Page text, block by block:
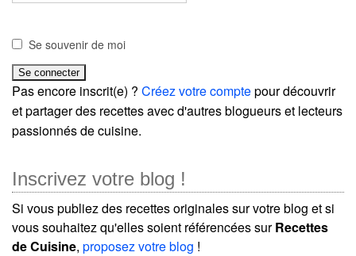
Se souvenir de moi
Pas encore inscrit(e) ? Créez votre comptepour découvrir
et partager des recettes avec d'autres blogueurs et lecteurs
passionnés de cuisine.
Inscrivez votre blog !
Si vous publiez des recettes originales sur votre blog et si
vous souhaitez qu'elles soient référencées surRecettes
de Cuisine, proposez votre blog !